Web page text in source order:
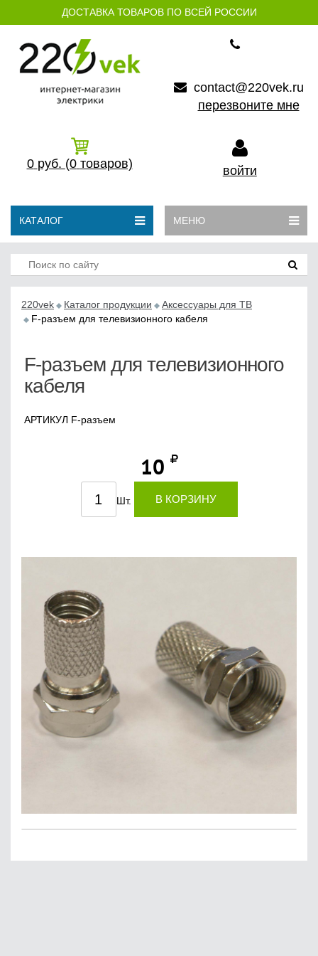
ДОСТАВКА ТОВАРОВ ПО ВСЕЙ РОССИИ
contact@220vek.ru
перезвоните мне
0 руб. (0 товаров) войти
КАТАЛОГ МЕНЮ
220vek Каталог продукции
Аксессуары для ТВ
F-разъем для телевизионного кабеля
F-разъем для телевизионного
кабеля
АРТИКУЛ F-разъем
10
Шт. В КОРЗИНУ